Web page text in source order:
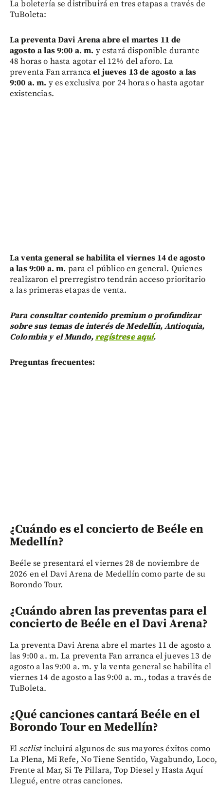
La boletería se distribuirá en tres etapas a través de
TuBoleta:
La preventa Davi Arena abre el martes 11 de
agosto a las 9:00 a. m. y estará disponible durante
48 horas o hasta agotar el 12% del aforo. La
preventa Fan arrancael jueves 13 de agosto a las
9:00 a. m. y es exclusiva por 24 horas o hasta agotar
existencias.
La venta general se habilita el viernes 14 de agosto
a las 9:00 a. m. para el público en general. Quienes
realizaron el prerregistro tendrán acceso prioritario
a las primeras etapas de venta.
Para consultar contenido premium o profundizar
sobre sus temas de interés de Medellín, Antioquia,
Colombia y el Mundo,regístrese aquí.
Preguntas frecuentes:
¿Cuándo es el concierto de Beéle en
Medellín?
Beéle se presentará el viernes 28 de noviembre de
2026 en el Davi Arena de Medellín como parte de su
Borondo Tour.
¿Cuándo abren las preventas para el
concierto de Beéle en el Davi Arena?
La preventa Davi Arena abre el martes 11 de agosto a
las 9:00 a. m. La preventa Fan arranca el jueves 13 de
agosto a las 9:00 a. m. y la venta general se habilita el
viernes 14 de agosto a las 9:00 a. m., todas a través de
TuBoleta.
¿Qué canciones cantará Beéle en el
Borondo Tour en Medellín?
El setlistincluirá algunos de sus mayores éxitos como
La Plena, Mi Refe, No Tiene Sentido, Vagabundo, Loco,
Frente al Mar, Si Te Pillara, Top Diesel y Hasta Aquí
Llegué, entre otras canciones.